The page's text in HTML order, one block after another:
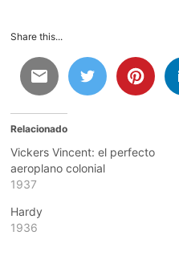
Share this...
Relacionado
Vickers Vincent: el perfecto
aeroplano colonial
1937
Hardy
1936